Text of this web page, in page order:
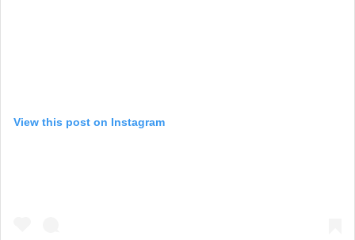
View this post on Instagram